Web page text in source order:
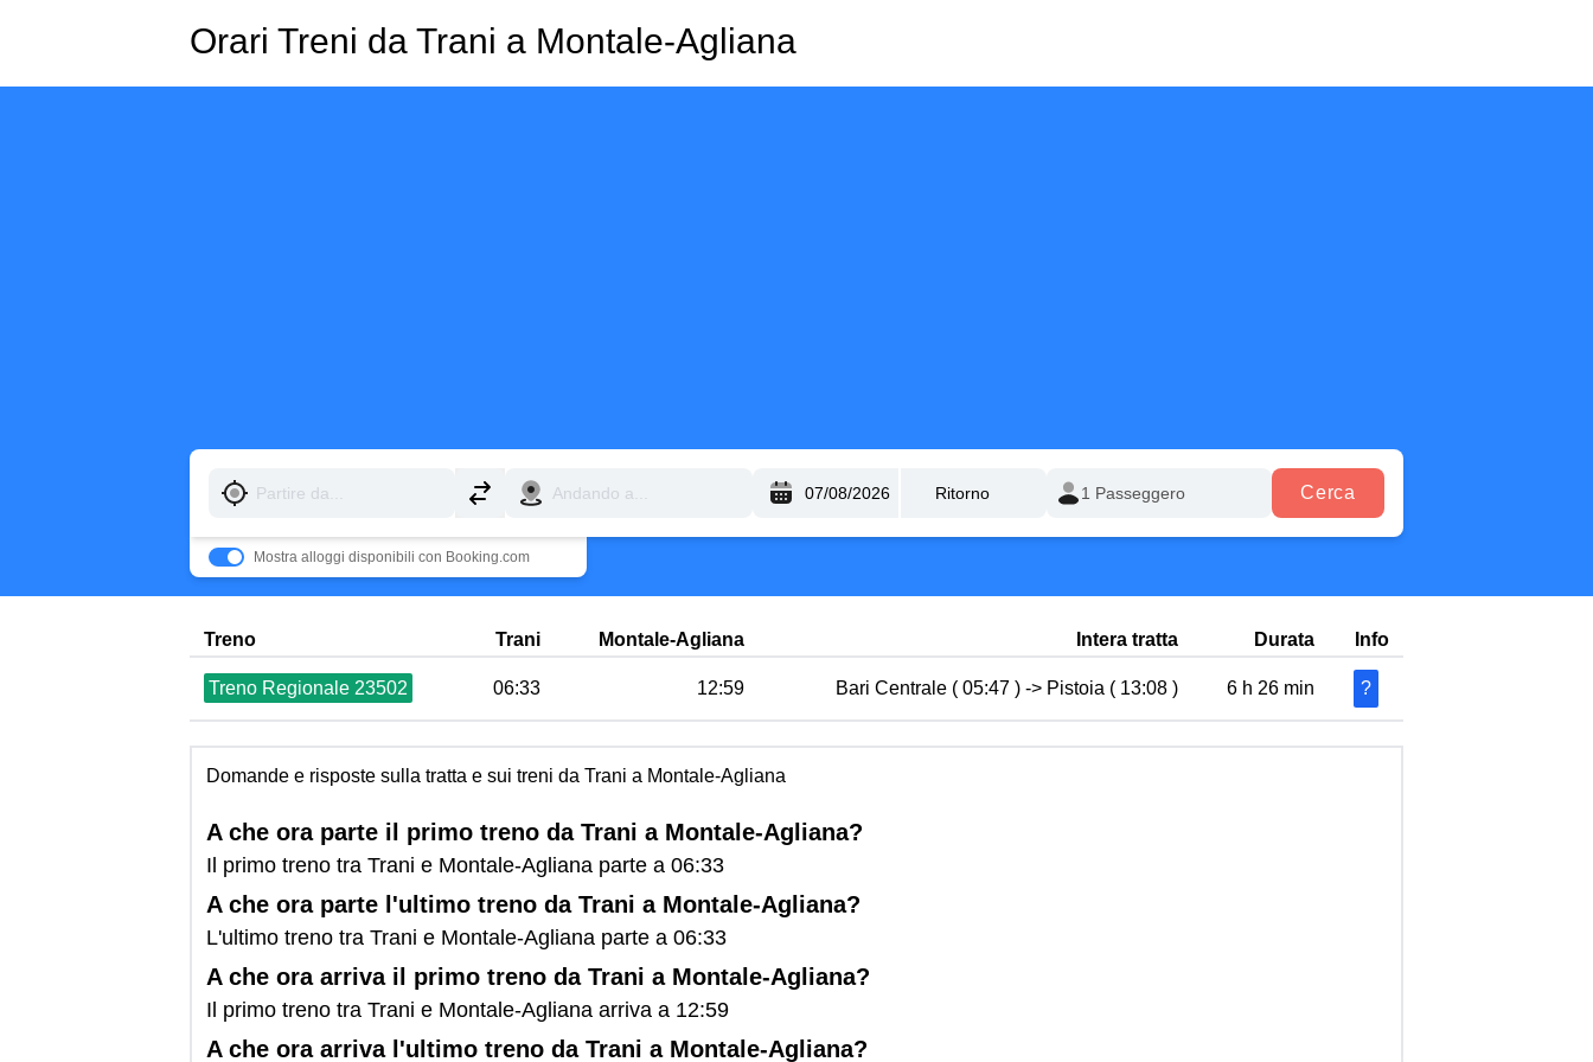
Orari Treni da Trani a Montale-Agliana
Cerca
Mostra alloggi disponibili con Booking.com
Treno Trani Montale-Agliana Intera tratta Durata Info
Treno Regionale 23502 06:33 12:59 Bari Centrale ( 05:47 ) -> Pistoia ( 13:08 ) 6 h 26 min ?
Domande e risposte sulla tratta e sui treni da Trani a Montale-Agliana
A che ora parte il primo treno da Trani a Montale-Agliana?
Il primo treno tra Trani e Montale-Agliana parte a 06:33
A che ora parte l'ultimo treno da Trani a Montale-Agliana?
L'ultimo treno tra Trani e Montale-Agliana parte a 06:33
A che ora arriva il primo treno da Trani a Montale-Agliana?
Il primo treno tra Trani e Montale-Agliana arriva a 12:59
A che ora arriva l'ultimo treno da Trani a Montale-Agliana?